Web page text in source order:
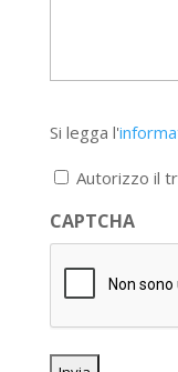
legga
l'informativa
privacy
*
Si legga l'
Autorizzo il
CAPTCHA